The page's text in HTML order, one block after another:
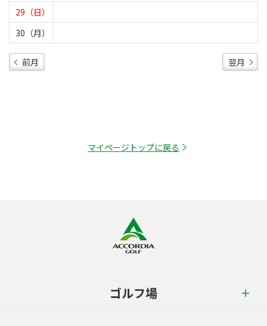
29（日）
30（月）
前月 翌月
マイページトップに戻る
ゴルフ場